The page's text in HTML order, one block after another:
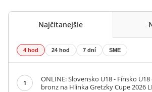
Najčítanejšie
4 hod 24 hod 7 dní SME
1
ONLINE: Slovensko U18 - Fínsko
bronz na Hlinka Gretzky Cupe 2026